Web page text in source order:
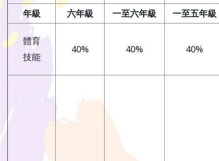
年級
六年級 一至六年級 一至五年級
體育
技能
40% 40% 40%